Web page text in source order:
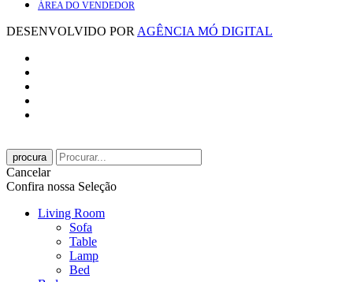
ÁREA DO VENDEDOR
DESENVOLVIDO POR AGÊNCIA MÓ DIGITAL
procura
Cancelar
Confira nossa Seleção
Living Room
Sofa
Table
Lamp
Bed